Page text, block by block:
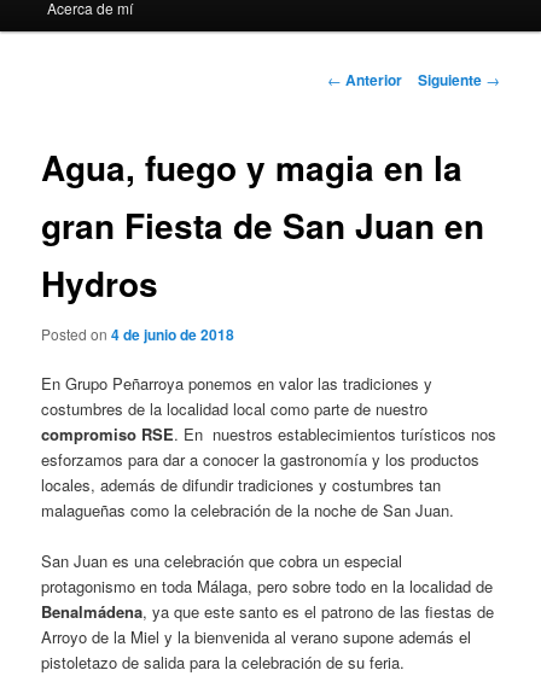
Acerca de mí
Navegación
← Anterior Siguiente →
Agua, fuego y magia en la
gran Fiesta de San Juan en
Hydros
Posted on4 de junio de 2018
En Grupo Peñarroya ponemos en valor las tradiciones y
costumbres de la localidad local como parte de nuestro
compromiso RSE. En nuestros establecimientos turísticos nos
esforzamos para dar a conocer la gastronomía y los productos
locales, además de difundir tradiciones y costumbres tan
malagueñas como la celebración de la noche de San Juan.
San Juan es una celebración que cobra un especial
protagonismo en toda Málaga, pero sobre todo en la localidad de
Benalmádena, ya que este santo es el patrono de las fiestas de
Arroyo de la Miel y la bienvenida al verano supone además el
pistoletazo de salida para la celebración de su feria.